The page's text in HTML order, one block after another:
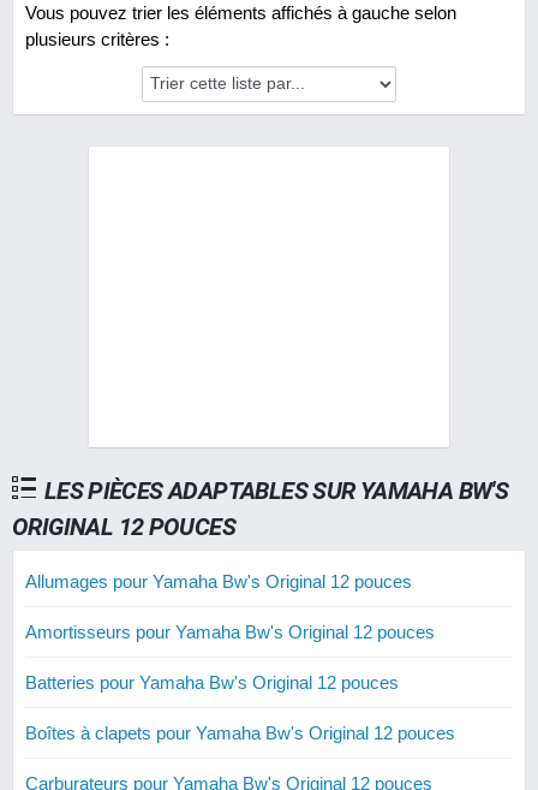
Vous pouvez trier les éléments affichés à gauche selon
plusieurs critères :
LES PIÈCES ADAPTABLES SUR YAMAHA BW'S
ORIGINAL 12 POUCES
Allumages pour Yamaha Bw's Original 12 pouces
Amortisseurs pour Yamaha Bw's Original 12 pouces
Batteries pour Yamaha Bw's Original 12 pouces
Boîtes à clapets pour Yamaha Bw's Original 12 pouces
Carburateurs pour Yamaha Bw's Original 12 pouces